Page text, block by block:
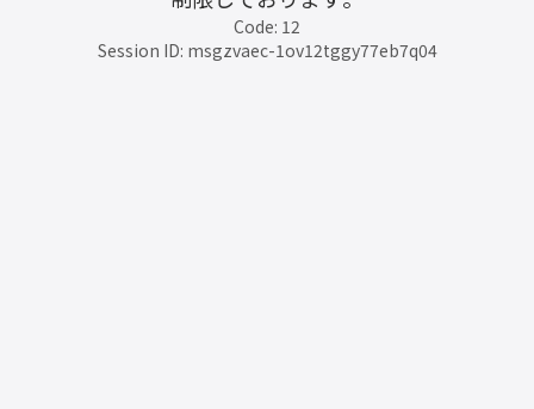
Code: 12
Session ID: msgzvaec-1ov12tggy77eb7q04